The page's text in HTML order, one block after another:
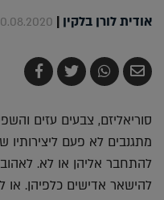
אודית לורן בלקין |
| 10:40
שלח
בדואר
שתף
ב-
צייץ
ב-
שתף
ב-
סוריאליזם, צבעים עזים
להתחבר אליהן או לא.
להישאר אדישים כלפיהן. או